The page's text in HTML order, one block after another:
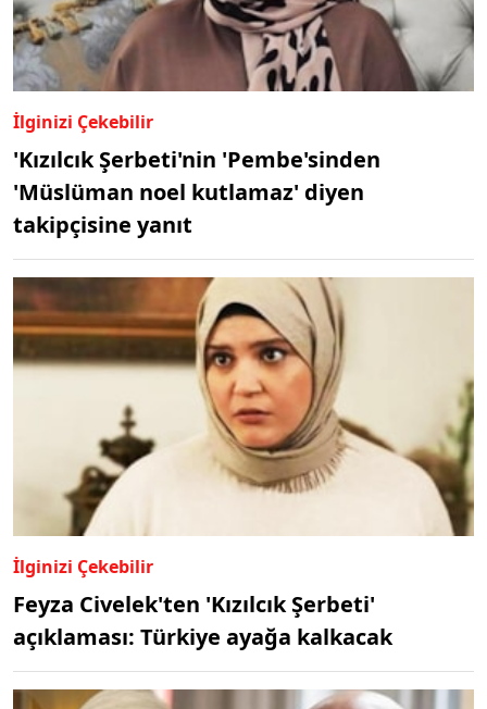
İlginizi Çekebilir
'Kızılcık Şerbeti'nin 'Pembe'sinden
'Müslüman noel kutlamaz' diyen
takipçisine yanıt
İlginizi Çekebilir
Feyza Civelek'ten 'Kızılcık Şerbeti'
açıklaması: Türkiye ayağa kalkacak